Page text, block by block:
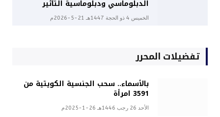
الدبلوماسي ودبلوماسية التأثير
الخميس 4 ذو الحجة 1447هـ 21-5-2026م
تفضيلات المحرر
بالأسماء.. سحب الجنسية الكويتية من
3591 امرأة
الأحد 26 رجب 1446هـ 26-1-2025م